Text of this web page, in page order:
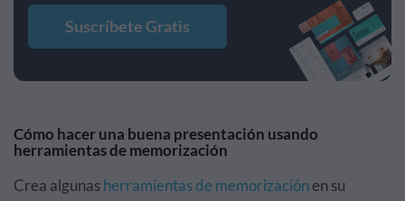
Suscríbete Gratis
Cómo hacer una buena presentación usando
herramientas de memorización
Crea algunasherramientas de memorizaciónen su